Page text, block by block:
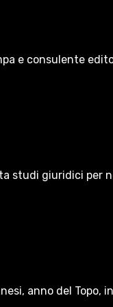
e consulente
studi giuridici per
anno del Topo,